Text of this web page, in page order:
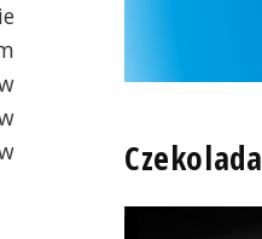
Czekolada